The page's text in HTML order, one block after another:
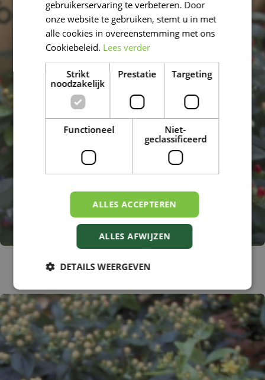
Hypericum 'Elite Mayor'
gebruikerservaring te verbeteren. Door
onze website te gebruiken, stemt u in met
alle cookies in overeenstemming met ons
Cookiebeleid. Lees verder
Strikt
noodzakelijk
Prestatie Targeting
Functioneel
Niet-
geclassificeerd
ALLES ACCEPTEREN
ALLES AFWIJZEN
DETAILS WEERGEVEN